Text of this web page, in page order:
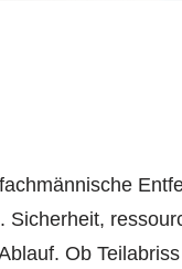
Sicherheit,
Ob